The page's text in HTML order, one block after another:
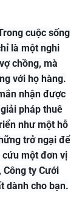
cuộc sống
là một nghi
chồng, mà
với họ hàng.
nhận được
pháp thuê
như một hỗ
trở ngại để
một đơn vị
Công ty Cưới
dành cho bạn.